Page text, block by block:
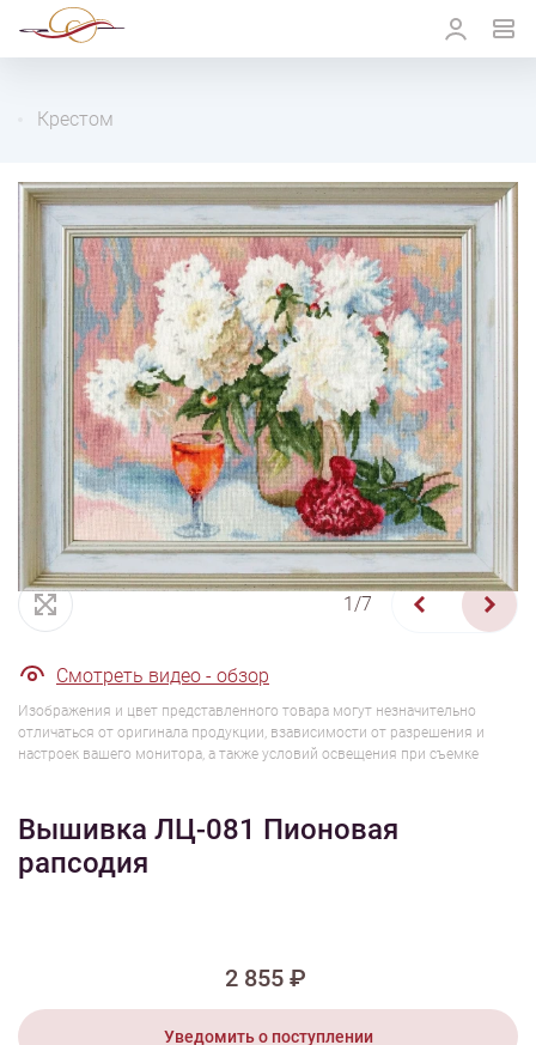
Крестом
1/7
Смотреть видео - обзор
Изображения и цвет представленного товара могут незначительно
отличаться от оригинала продукции, взависимости от разрешения и
настроек вашего монитора, а также условий освещения при съемке
Вышивка ЛЦ-081 Пионовая
рапсодия
2 855 ₽
Уведомить о поступлении